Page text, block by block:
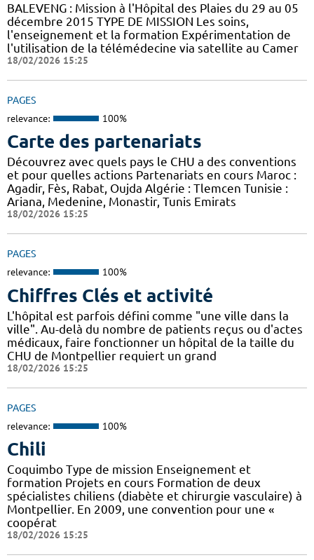
BALEVENG : Mission à l'Hôpital des Plaies du 29 au 05
décembre 2015 TYPE DE MISSION Les soins,
l'enseignement et la formation Expérimentation de
l'utilisation de la télémédecine via satellite au Camer
18/02/2026 15:25
PAGES
relevance: 100%
Carte des partenariats
Découvrez avec quels pays le CHU a des conventions
et pour quelles actions Partenariats en cours Maroc :
Agadir, Fès, Rabat, Oujda Algérie : Tlemcen Tunisie :
Ariana, Medenine, Monastir, Tunis Emirats
18/02/2026 15:25
PAGES
relevance: 100%
Chiffres Clés et activité
L'hôpital est parfois défini comme "une ville dans la
ville". Au-delà du nombre de patients reçus ou d'actes
médicaux, faire fonctionner un hôpital de la taille du
CHU de Montpellier requiert un grand
18/02/2026 15:25
PAGES
relevance: 100%
Chili
Coquimbo Type de mission Enseignement et
formation Projets en cours Formation de deux
spécialistes chiliens (diabète et chirurgie vasculaire) à
Montpellier. En 2009, une convention pour une «
coopérat
18/02/2026 15:25